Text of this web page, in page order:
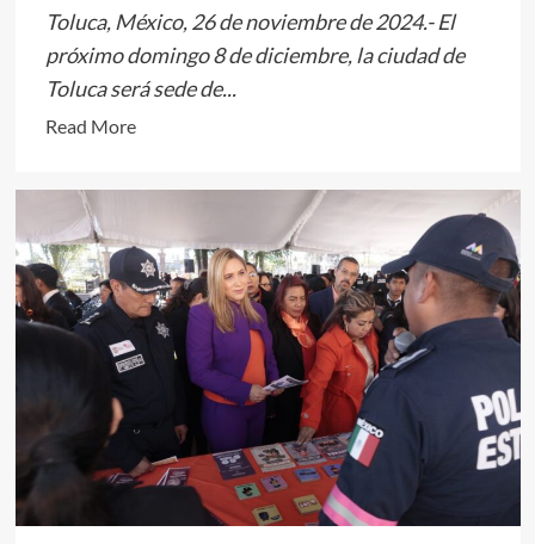
Toluca, México, 26 de noviembre de 2024.- El
próximo domingo 8 de diciembre, la ciudad de
Toluca será sede de...
Read MoreRead
about
se
prepara
para
Primera
la
Carrera